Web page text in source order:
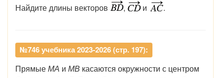
Найдите длины векторов
, и .
№746 учебника 2023-2026 (стр. 197):
ПрямыеМА и МВ касаются окружности с центром